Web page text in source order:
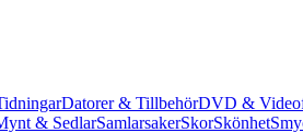
Datorer & TillbehörDVD &
& SedlarSamlarsakerSkorSkönhet